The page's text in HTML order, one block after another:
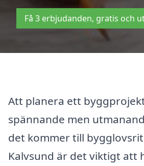
Få 3 erbjudanden, gratis och
Att planera ett
spännande men
det kommer till
Kalvsund är det viktigt att